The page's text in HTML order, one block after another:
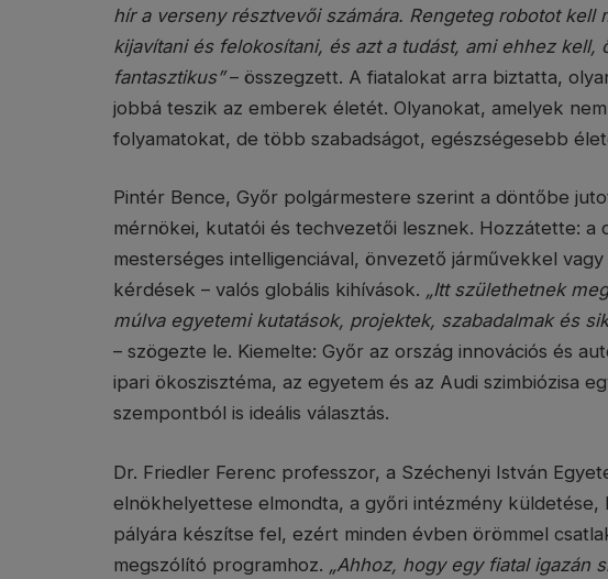
hír a verseny résztvevői számára. Rengeteg robotot kell
kijavítani és felokosítani, és azt a tudást, ami ehhez kell,
fantasztikus”– összegzett. A fiatalokat arra biztatta,
jobbá teszik az emberek életét. Olyanokat, amelyek
folyamatokat, de több szabadságot, egészségesebb
Pintér Bence, Győr polgármestere szerint a döntőbe
mérnökei, kutatói és techvezetői lesznek. Hozzátette: a
mesterséges intelligenciával, önvezető járművekkel
kérdések – valós globális kihívások. „Itt születhetnek
múlva egyetemi kutatások, projektek, szabadalmak és
– szögezte le. Kiemelte: Győr az ország innovációs és
ipari ökoszisztéma, az egyetem és az Audi szimbiózisa
szempontból is ideális választás.
Dr. Friedler Ferenc professzor, a Széchenyi István
elnökhelyettese elmondta, a győri intézmény küldetése,
pályára készítse fel, ezért minden évben örömmel
megszólító programhoz. „Ahhoz, hogy egy fiatal igazán